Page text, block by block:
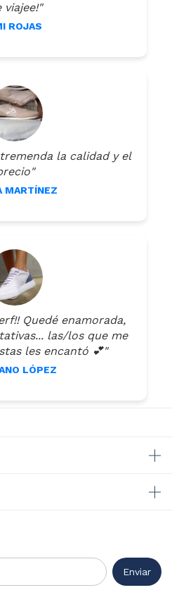
viajee!"
ROJAS
la calidad y el
MARTÍNEZ
Quedé enamorada,
las/los que me
les encantó 💕"
LÓPEZ